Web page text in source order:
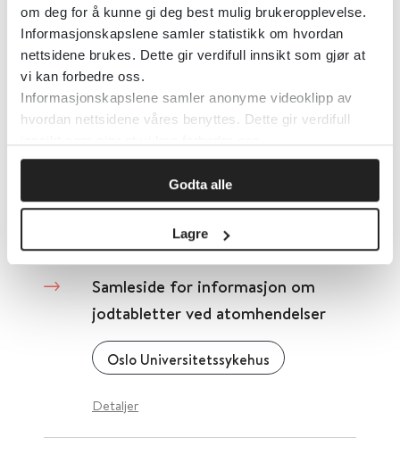
om deg for å kunne gi deg best mulig brukeropplevelse.
Informasjonskapslene samler statistikk om hvordan
nettsidene brukes. Dette gir verdifull innsikt som gjør at
vi kan forbedre oss.
Informasjonskapslene samler anonyme videoklipp av
hvordan nettsidene våres benyttes. Dette gir verdifull
Godta alle
Lagre
2016
Detaljer
Samiske språksentre
Samleside for informasjon om
jodtabletter ved atomhendelser
Oslo Universitetssykehus
Detaljer